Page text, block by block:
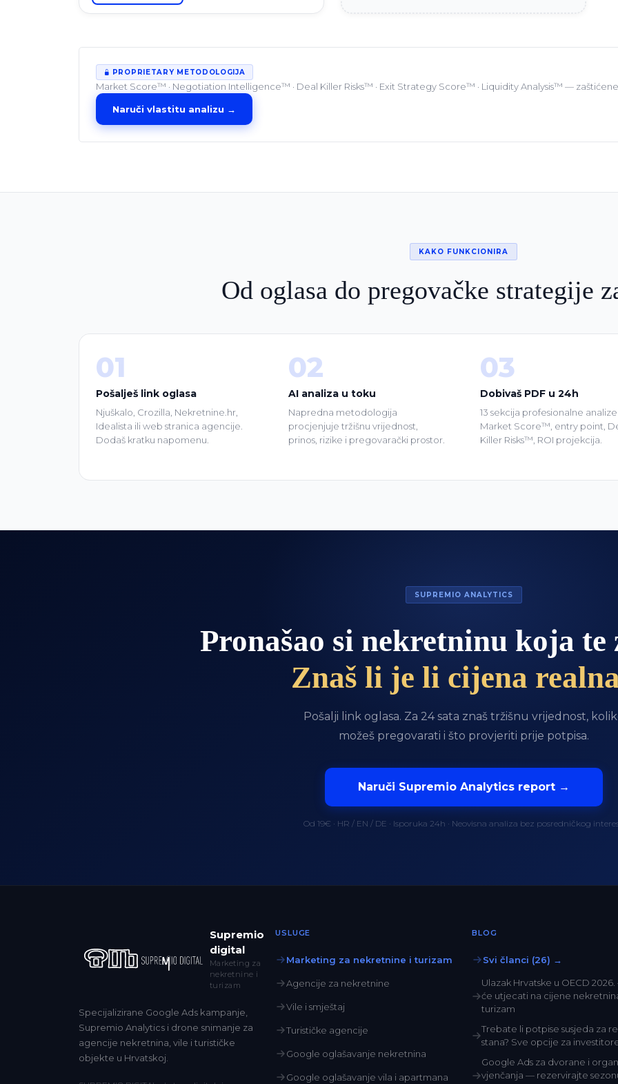
PROPRIETARY METODOLOGIJA
Market Score™ · Negotiation Intelligence™ · Deal Killer Risks™ · Exit Strategy Score™ · Liquidity Analysis™ —
Naruči vlastitu analizu →
KAKO FUNKCIONIRA
Od oglasa do pregovačke strategije
01
Pošalješ link oglasa
Njuškalo, Crozilla, Nekretnine.hr,
Idealista ili web stranica agencije.
Dodaš kratku napomenu.
02
AI analiza u toku
Napredna metodologija
procjenjuje tržišnu vrijednost,
prinos, rizike i pregovarački prostor.
03
Dobivaš PDF u 24h
13 sekcija profesionalne
Market Score™, entry point,
Killer Risks™, ROI projekcija.
SUPREMIO ANALYTICS
Pronašao si nekretninu koja te
Znaš li je li cijena
Pošalji link oglasa. Za 24 sata znaš tržišnu vrijednost,
možeš pregovarati i što provjeriti prije potpisa.
Naruči Supremio Analytics report →
Od 19€ · HR / EN / DE · Isporuka 24h · Neovisna analiza bez posredničkog
Supremio
digital
Marketing za
nekretnine i
turizam
Specijalizirane Google Ads kampanje,
Supremio Analytics i drone snimanje za
agencije nekretnina, vile i turističke
objekte u Hrvatskoj.
USLUGE
Marketing za nekretnine i turizam
Agencije za nekretnine
Vile i smještaj
Turističke agencije
Google oglašavanje nekretnina
Google oglašavanje vila i apartmana
BLOG
Svi članci (26) →
Ulazak Hrvatske u OECD
će utjecati na cijene
turizam
Trebate li potpise susjeda za
stana? Sve opcije za
Google Ads za dvorane i
vjenčanja — rezervirajte